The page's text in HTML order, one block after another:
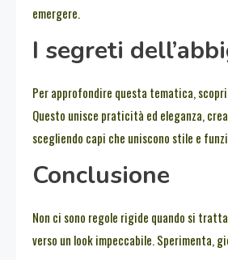
emergere.
I segreti
Per approfondire questa tematica,
Questo unisce praticità ed eleganza,
scegliendo capi che uniscono stile e
Conclusione
Non ci sono regole rigide quando si
verso un look impeccabile. Sperimenta,